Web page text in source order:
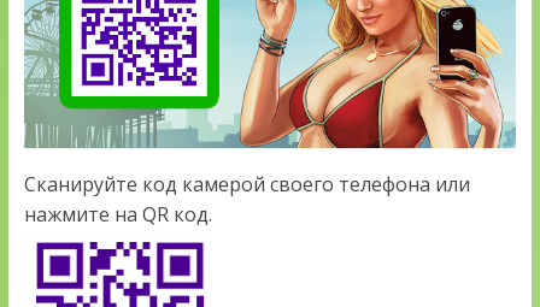
Сканируйте код камерой своего телефона или
нажмите на QR код.